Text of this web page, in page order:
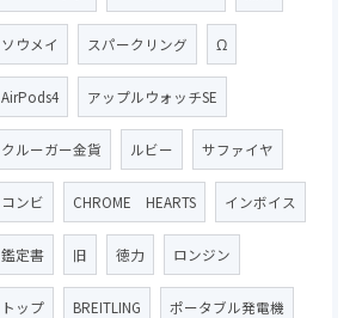
ソウメイ スパークリング Ω
AirPods4 アップルウォッチSE
クルーガー金貨 ルビー サファイヤ
コンビ CHROME HEARTS インボイス
鑑定書 旧 徳力 ロンジン
トップ BREITLING ポータブル発電機